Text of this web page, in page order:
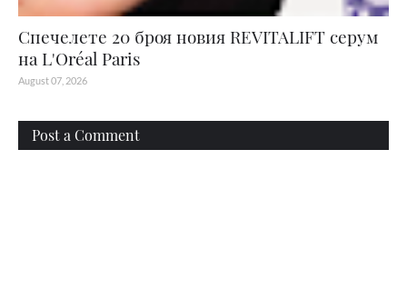
Спечелете 20 броя новия REVITALIFT серум
на L'Oréal Paris
August 07, 2026
Post a Comment